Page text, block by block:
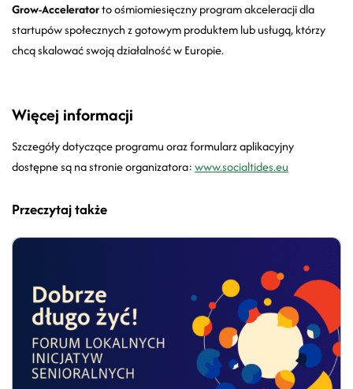
Grow-Acceleratorto ośmiomiesięczny program akceleracji dla
startupów społecznych z gotowym produktem lub usługą, którzy
chcą skalować swoją działalność w Europie.
Więcej informacji
Szczegóły dotyczące programu oraz formularz aplikacyjny
dostępne są na stronie organizatora:www.socialtides.eu
Przeczytaj także